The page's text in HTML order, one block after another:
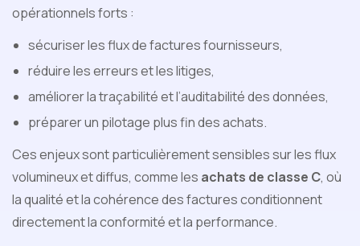
opérationnels forts :
sécuriser les flux de factures fournisseurs,
réduire les erreurs et les litiges,
améliorer la traçabilité et l’auditabilité des données,
préparer un pilotage plus fin des achats.
Ces enjeux sont particulièrement sensibles sur les flux
volumineux et diffus, comme les achats de classe C, où
la qualité et la cohérence des factures conditionnent
directement la conformité et la performance.